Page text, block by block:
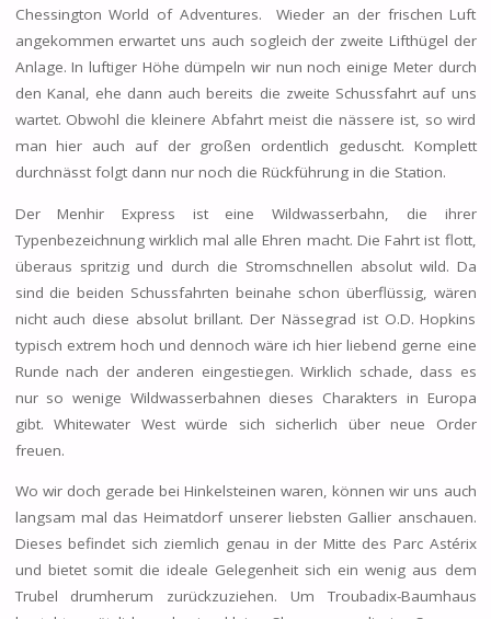
Chessington World of Adventures. Wieder an der frischen Luft
angekommen erwartet uns auch sogleich der zweite Lifthügel der
Anlage. In luftiger Höhe dümpeln wir nun noch einige Meter durch
den Kanal, ehe dann auch bereits die zweite Schussfahrt auf uns
wartet. Obwohl die kleinere Abfahrt meist die nässere ist, so wird
man hier auch auf der großen ordentlich geduscht. Komplett
durchnässt folgt dann nur noch die Rückführung in die Station.
Der Menhir Express ist eine Wildwasserbahn, die ihrer
Typenbezeichnung wirklich mal alle Ehren macht. Die Fahrt ist flott,
überaus spritzig und durch die Stromschnellen absolut wild. Da
sind die beiden Schussfahrten beinahe schon überflüssig, wären
nicht auch diese absolut brillant. Der Nässegrad ist O.D. Hopkins
typisch extrem hoch und dennoch wäre ich hier liebend gerne eine
Runde nach der anderen eingestiegen. Wirklich schade, dass es
nur so wenige Wildwasserbahnen dieses Charakters in Europa
gibt. Whitewater West würde sich sicherlich über neue Order
freuen.
Wo wir doch gerade bei Hinkelsteinen waren, können wir uns auch
langsam mal das Heimatdorf unserer liebsten Gallier anschauen.
Dieses befindet sich ziemlich genau in der Mitte des Parc Astérix
und bietet somit die ideale Gelegenheit sich ein wenig aus dem
Trubel drumherum zurückzuziehen. Um Troubadix-Baumhaus